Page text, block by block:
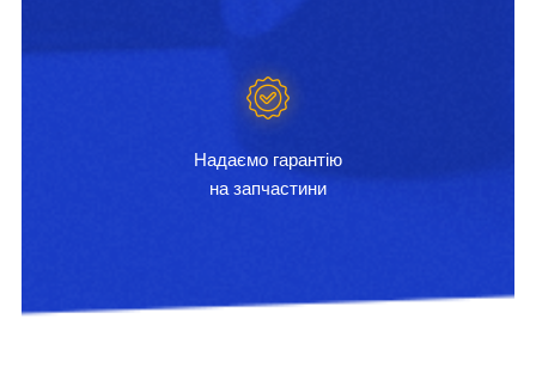
Надаємо гарантію
на запчастини